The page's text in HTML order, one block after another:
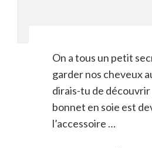
On a tous un petit
garder nos cheveux
dirais-tu de
bonnet en soie est
l’accessoire …